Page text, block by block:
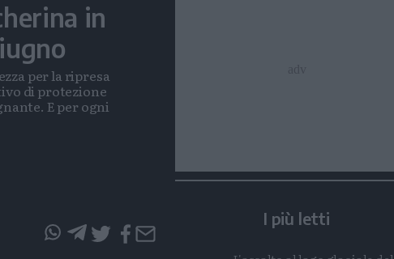
in
per la ripresa
di protezione
E per ogni
Condividi
Condividi
I più letti